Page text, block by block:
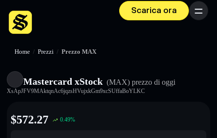
Scarica ora Menu
Home / Prezzi / Prezzo MAX
Mastercard xStock (MAX) prezzo di oggi
XsApJFV9MAktqnAc6jqzsHVujxkGm9xcSUffaBoYLKC
$572.27 0.49%